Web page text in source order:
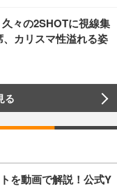
々の2SHOTに視線集
カリスマ性溢れる姿
る
を動画で解説！公式Y